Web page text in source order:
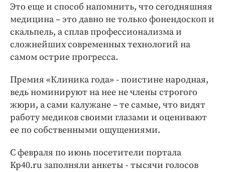
Это еще и способ напомнить, что сегодняшняя
медицина – это давно не только фонендоскоп и
скальпель, а сплав профессионализма и
сложнейших современных технологий на
самом острие прогресса.
Премия «Клиника года» - поистине народная,
ведь номинируют на нее не члены строгого
жюри, а сами калужане – те самые, что видят
работу медиков своими глазами и оценивают
ее по собственными ощущениями.
С февраля по июнь посетители портала
Kp40.ru заполняли анкеты - тысячи голосов